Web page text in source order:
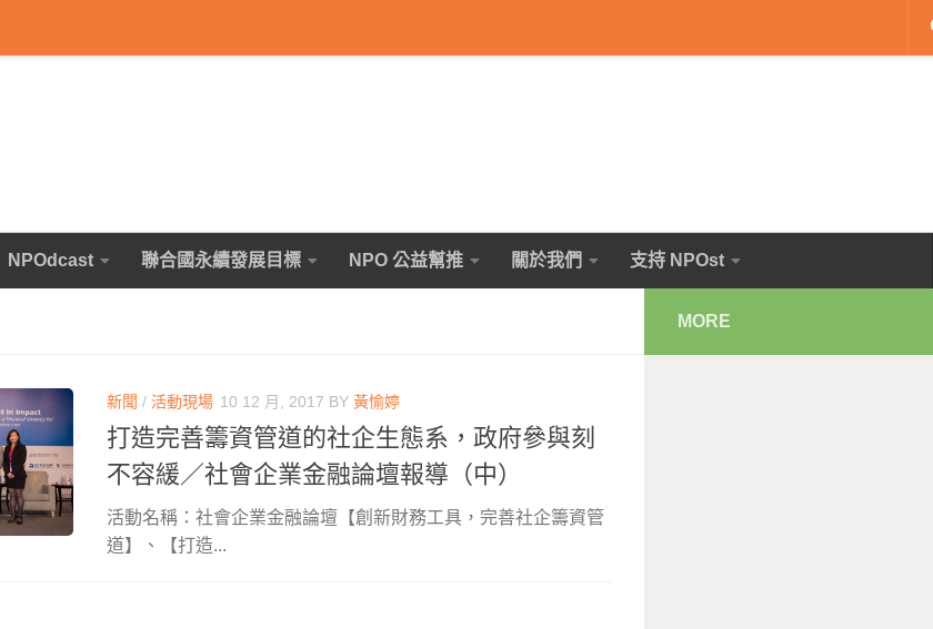
NPOdcast 聯合國永續發展目標 NPO 公益幫推 關於我們 支持 NPOst
新聞 / 活動現場 10 12 月, 2017 BY 黃愉婷
打造完善籌資管道的社企生態系，政府參與刻
不容緩／社會企業金融論壇報導（中）
活動名稱：社會企業金融論壇【創新財務工具，完善社企籌資管
道】、【打造...
MORE